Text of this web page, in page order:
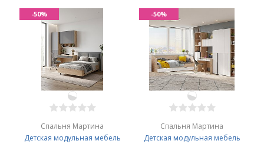
Спальня Мартина
Детская модульная мебель
-50%
Спальня Мартина
Детская модульная мебель
-50%